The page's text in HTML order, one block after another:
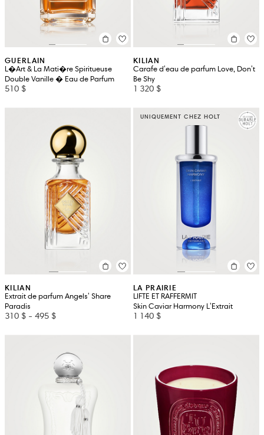
GUERLAIN
L�Art & La Mati�re Spiritueuse
Double Vanille � Eau de Parfum
510 $
KILIAN
Carafe d'eau de parfum Love, Don't
Be Shy
1 320 $
KILIAN
Extrait de parfum Angels' Share
Paradis
310 $ - 495 $
UNIQUEMENT CHEZ HOLT
LA PRAIRIE
LIFTE ET RAFFERMIT
Skin Caviar Harmony L'Extrait
1 140 $